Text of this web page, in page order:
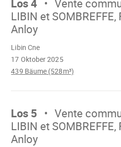
Los 4
Vente
LIBIN et SOMBREFFE,
Anloy
17 Oktober 2025
Libin Cne
439 Bäume (528m³)
Mach
Los 5
Vente
LIBIN et SOMBREFFE,
Anloy